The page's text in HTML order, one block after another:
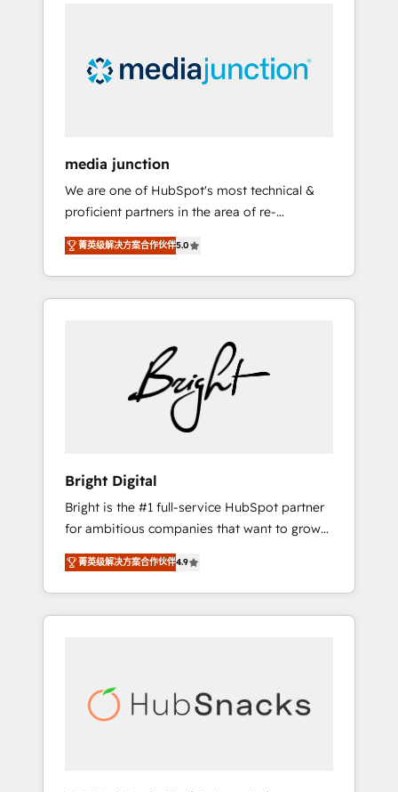
bundle services. Connect with us today!
media junction
We are one of HubSpot's most technical &
proficient partners in the area of re-
platforming, website design & development.
We specialize in multi-hub implementations
for mid-market & enterprise companies. We
are woman-owned, powered by coffee, and
Impact Award 🏆2022 Technical Expertise
Impact Award 🏆2022 Platform Migration
Excellence Impact Award 🏆2020 Elite
Solutions Partner 🏆2019 Integrations
Website Design HubSpot Impact Award 🏆
2017 Website Design HubSpot Impact Award
🏆2016 Growth-Driven Design Agency of the
Year 🏆2016 Sales Enablement HubSpot
Impact Award 🏆2015 Growth-Driven Design
Agency of the Year 🏆2015 Became the 5th
Agency to reach Diamond 🏆2014 HubSpot
Became a HubSpot Partner 📆Founded in
菁英级解决方案合作伙伴5.0
Bright Digital
Bright is the #1 full-service HubSpot partner
for ambitious companies that want to grow
smarter. From HubSpot onboarding, to
training, from developing a new website to
lead generation and digital marketing; we do
it all (and with great results)! In short, our
modules, integrations - Marketing & sales
solutions: digital marketing, advertising,
菁英级解决方案合作伙伴4.9